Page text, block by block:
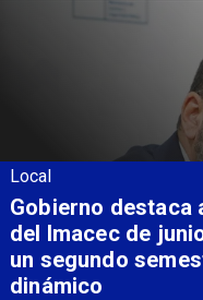
Local
Gobierno destaca
del Imacec de
un segundo
dinámico